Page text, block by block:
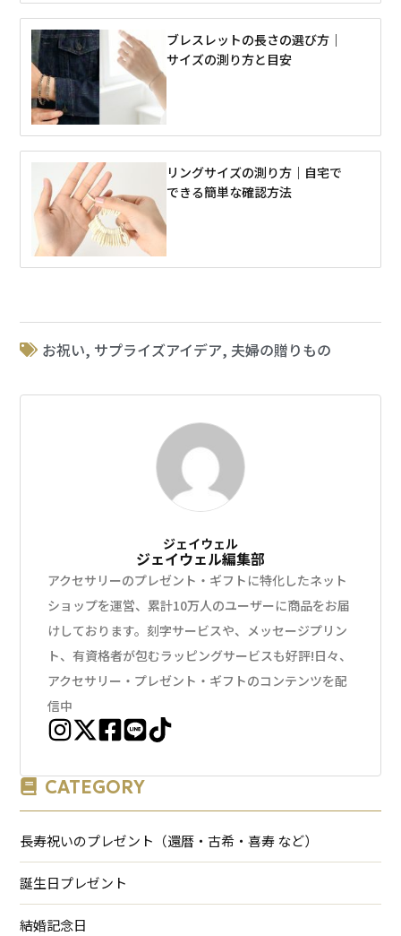
ブレスレットの長さの選び方｜
サイズの測り方と目安
リングサイズの測り方｜自宅で
できる簡単な確認方法
お祝い, サプライズアイデア, 夫婦の贈りもの
ジェイウェル
ジェイウェル編集部
アクセサリーのプレゼント・ギフトに特化したネット
ショップを運営、累計10万人のユーザーに商品をお届
けしております。刻字サービスや、メッセージプリン
ト、有資格者が包むラッピングサービスも好評!日々、
アクセサリー・プレゼント・ギフトのコンテンツを配
信中
CATEGORY
長寿祝いのプレゼント（還暦・古希・喜寿 など）
誕生日プレゼント
結婚記念日